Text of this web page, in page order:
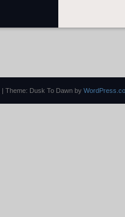
| Theme: Dusk To Dawn by